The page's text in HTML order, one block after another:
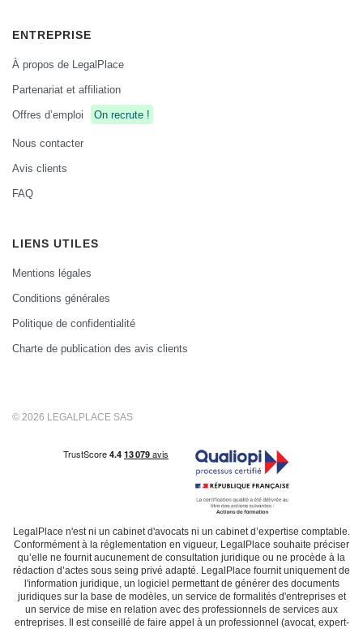
ENTREPRISE
À propos de LegalPlace
Partenariat et affiliation
Offres d’emploi
On recrute !
Nous contacter
Avis clients
FAQ
LIENS UTILES
Mentions légales
Conditions générales
Politique de confidentialité
Charte de publication des avis clients
© 2026 LEGALPLACE SAS
LegalPlace n'est ni un cabinet d'avocats ni un cabinet d’expertise comptable.
Conformément à la réglementation en vigueur, LegalPlace souhaite préciser
qu’elle ne fournit aucunement de consultation juridique ou ne procède à la
rédaction d’actes sous seing privé adapté. LegalPlace fournit uniquement de
l'information juridique, un logiciel permettant de générer des documents
juridiques sur la base de modèles, un service de formalités d'entreprises et
un service de mise en relation avec des professionnels de services aux
entreprises. Il est conseillé de faire appel à un professionnel (avocat, expert-